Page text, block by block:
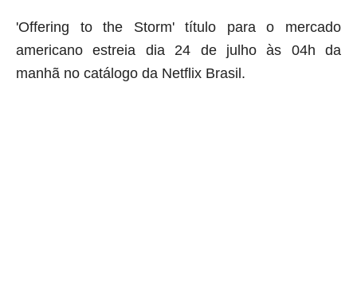
'Offering to the Storm' título para o mercado
americano estreia dia 24 de julho às 04h da
manhã no catálogo da Netflix Brasil.